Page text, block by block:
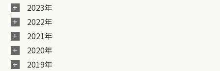
2023年
2022年
2021年
2020年
2019年